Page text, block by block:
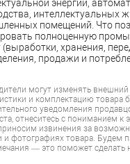
энергии,
интеллектуальных
помещений. Что
полноценную
(выработки, хранения,
продажи и
могут изменять внешний
и комплектацию товара
уведомления
отнеситесь с пониманием к
извинения за
и фотографиях товара. Будем
— это поможет сделать